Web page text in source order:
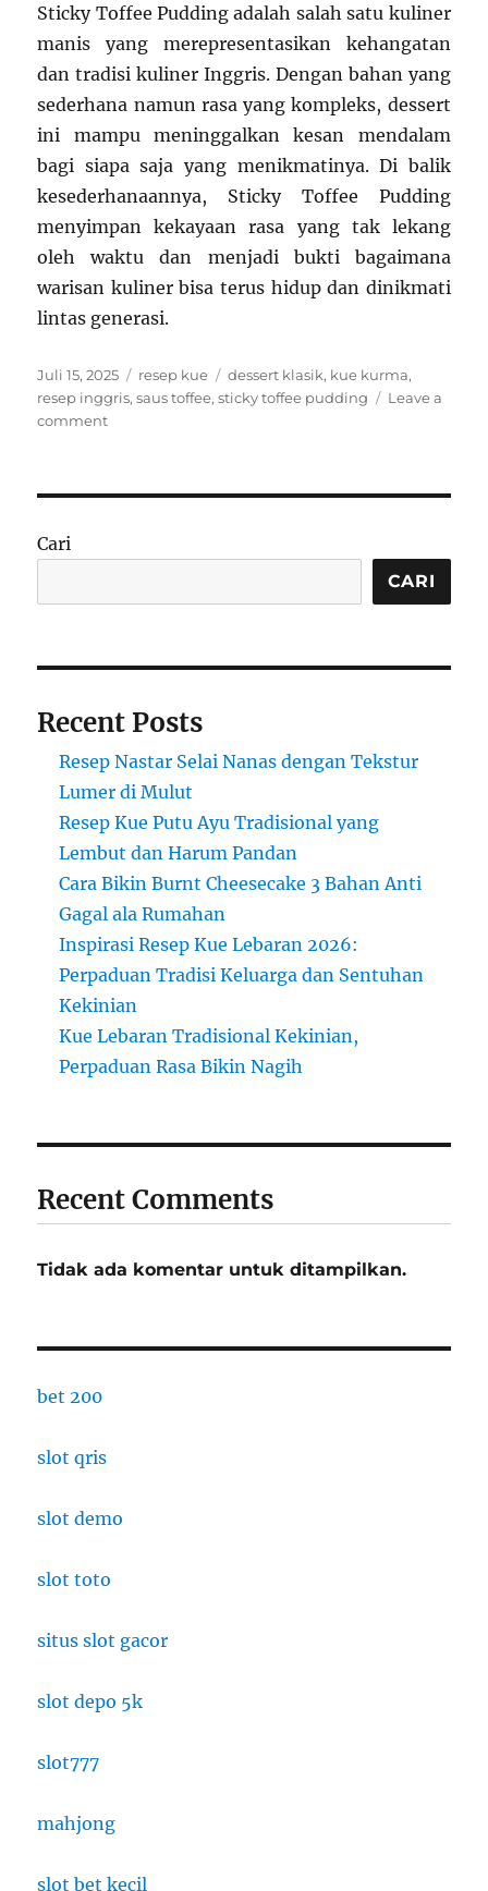
Sticky Toffee Pudding adalah salah satu kuliner
manis yang merepresentasikan kehangatan
dan tradisi kuliner Inggris. Dengan bahan yang
sederhana namun rasa yang kompleks, dessert
ini mampu meninggalkan kesan mendalam
bagi siapa saja yang menikmatinya. Di balik
kesederhanaannya, Sticky Toffee Pudding
menyimpan kekayaan rasa yang tak lekang
oleh waktu dan menjadi bukti bagaimana
warisan kuliner bisa terus hidup dan dinikmati
lintas generasi.
Posted
on
Juli 15, 2025 Categories
resep kue Tags
dessert klasik, kue kurma,
resep inggris,saus toffee,sticky toffee pudding
Leave a
commenton
Toffee
Klasik
Tak
Diketahui
Lokal
Cari
CARI
Recent Posts
Resep Nastar Selai Nanas dengan Tekstur
Lumer di Mulut
Resep Kue Putu Ayu Tradisional yang
Lembut dan Harum Pandan
Cara Bikin Burnt Cheesecake 3 Bahan Anti
Gagal ala Rumahan
Inspirasi Resep Kue Lebaran 2026:
Perpaduan Tradisi Keluarga dan Sentuhan
Kekinian
Kue Lebaran Tradisional Kekinian,
Perpaduan Rasa Bikin Nagih
Recent Comments
Tidak ada komentar untuk ditampilkan.
bet 200
slot qris
slot demo
slot toto
situs slot gacor
slot depo 5k
slot777
mahjong
slot bet kecil